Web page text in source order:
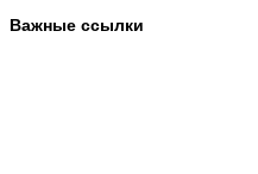
Важные ссылки